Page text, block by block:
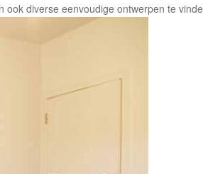
diverse eenvoudige ontwerpen te